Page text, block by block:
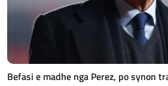
Befasi e madhe nga Perez, po synon